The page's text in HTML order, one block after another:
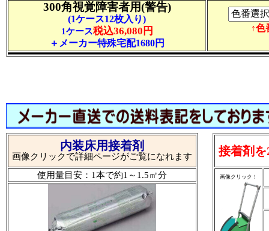
300角視覚障害者用(警告)
(1ケース12枚入り)
1ケース税込36,080円
＋メーカー特殊宅配1680円
↑色
内装床用接着剤
画像クリックで詳細ページがご覧になれます
使用量目安：1本で約1～1.5㎡分
接着剤
画像クリック！